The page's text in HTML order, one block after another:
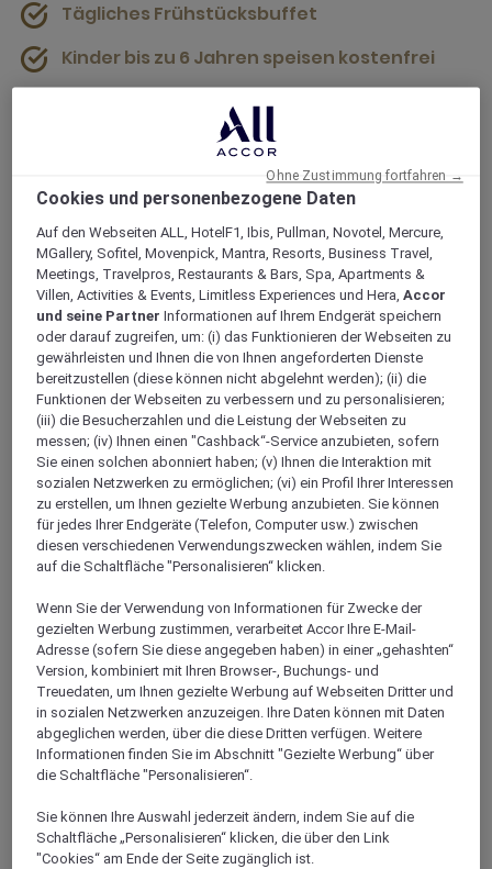
Tägliches Frühstücksbuffet
Kinder bis zu 6 Jahren speisen kostenfrei
Kinder von 7 bis 12 Jahren erhalten 50%
Ermässigung in Restaurants
Filter 14 Hotels
PHILIPPINEN
Mövenpick Resort & Spa Boracay
Cookies und personenbezogene Daten
Auf den Webseiten ALL, HotelF1, Ibis, Pullman, Novotel, Mercure,
MGallery, Sofitel, Movenpick, Mantra, Resorts, Business Travel,
Meetings, Travelpros, Restaurants & Bars, Spa, Apartments &
Villen, Activities & Events, Limitless Experiences und Hera,Accor
und seine Partner Informationen auf Ihrem Endgerät speichern
oder darauf zugreifen, um: (i) das Funktionieren der Webseiten zu
gewährleisten und Ihnen die von Ihnen angeforderten Dienste
bereitzustellen (diese können nicht abgelehnt werden); (ii) die
Funktionen der Webseiten zu verbessern und zu personalisieren;
(iii) die Besucherzahlen und die Leistung der Webseiten zu
messen; (iv) Ihnen einen "Cashback“-Service anzubieten, sofern
Sie einen solchen abonniert haben; (v) Ihnen die Interaktion mit
sozialen Netzwerken zu ermöglichen; (vi) ein Profil Ihrer Interessen
zu erstellen, um Ihnen gezielte Werbung anzubieten. Sie können
für jedes Ihrer Endgeräte (Telefon, Computer usw.) zwischen
diesen verschiedenen Verwendungszwecken wählen, indem Sie
auf die Schaltfläche "Personalisieren“ klicken.
Wenn Sie der Verwendung von Informationen für Zwecke der
gezielten Werbung zustimmen, verarbeitet Accor Ihre E-Mail-
Adresse (sofern Sie diese angegeben haben) in einer „gehashten“
Version, kombiniert mit Ihren Browser-, Buchungs- und
Treuedaten, um Ihnen gezielte Werbung auf Webseiten Dritter und
in sozialen Netzwerken anzuzeigen. Ihre Daten können mit Daten
abgeglichen werden, über die diese Dritten verfügen. Weitere
Informationen finden Sie im Abschnitt "Gezielte Werbung“ über
die Schaltfläche "Personalisieren“.
Sie können Ihre Auswahl jederzeit ändern, indem Sie auf die
Schaltfläche „Personalisieren“ klicken, die über den Link
"Cookies“ am Ende der Seite zugänglich ist.
Ohne Zustimmung fortfahren →